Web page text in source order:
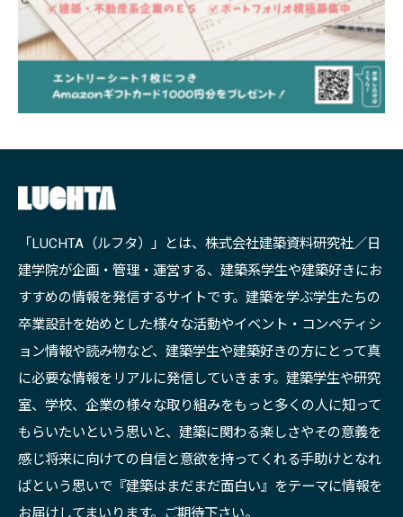
「LUCHTA（ルフタ）」とは、株式会社建築資料研究社／日
建学院が企画・管理・運営する、建築系学生や建築好きにお
すすめの情報を発信するサイトです。建築を学ぶ学生たちの
卒業設計を始めとした様々な活動やイベント・コンペティシ
ョン情報や読み物など、建築学生や建築好きの方にとって真
に必要な情報をリアルに発信していきます。建築学生や研究
室、学校、企業の様々な取り組みをもっと多くの人に知って
もらいたいという思いと、建築に関わる楽しさやその意義を
感じ将来に向けての自信と意欲を持ってくれる手助けとなれ
ばという思いで『建築はまだまだ面白い』をテーマに情報を
お届けしてまいります。ご期待下さい。